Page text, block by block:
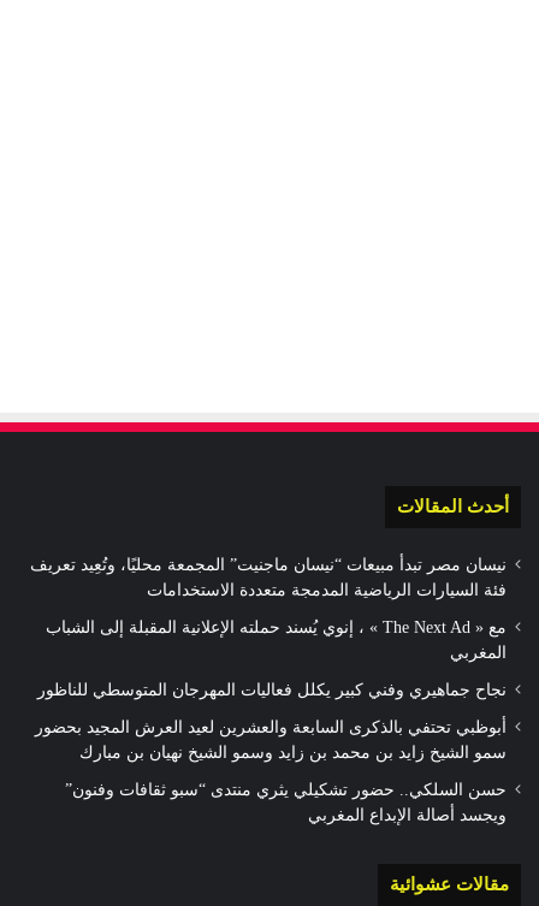
أحدث المقالات
نيسان مصر تبدأ مبيعات “نيسان ماجنيت” المجمعة محليًا، وتُعِيد تعريف
فئة السيارات الرياضية المدمجة متعددة الاستخدامات
مع « The Next Ad » ، إنوي يُسند حملته الإعلانية المقبلة إلى الشباب
المغربي
نجاح جماهيري وفني كبير يكلل فعاليات المهرجان المتوسطي للناظور
أبوظبي تحتفي بالذكرى السابعة والعشرين لعيد العرش المجيد بحضور
سمو الشيخ زايد بن محمد بن زايد وسمو الشيخ نهيان بن مبارك
حسن السلكي.. حضور تشكيلي يثري منتدى “سبو ثقافات وفنون”
ويجسد أصالة الإبداع المغربي
مقالات عشوائية